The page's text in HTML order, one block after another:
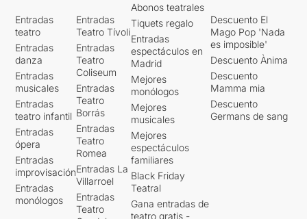
Entradas
teatro
Entradas
danza
Entradas
musicales
Entradas
teatro infantil
Entradas
ópera
Entradas
improvisación
Entradas
monólogos
Entradas
Teatro Tívoli
Entradas
Teatro
Coliseum
Entradas
Teatro
Borrás
Entradas
Teatro
Romea
Entradas La
Villarroel
Entradas
Teatro
Abonos teatrales
Tiquets regalo
Entradas
espectáculos en
Madrid
Mejores
monólogos
Mejores
musicales
Mejores
espectáculos
familiares
Black Friday
Teatral
Gana entradas de
teatro gratis -
Descuento El
Mago Pop 'Nada
es imposible'
Descuento Ànima
Descuento
Mamma mia
Descuento
Germans de sang